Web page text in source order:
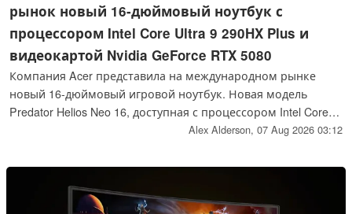
рынок новый 16-дюймовый ноутбук с
процессором Intel Core Ultra 9 290HX Plus и
видеокартой Nvidia GeForce RTX 5080
Компания Acer представила на международном рынке
новый 16-дюймовый игровой ноутбук. Новая модель
Predator Helios Neo 16, доступная с процессором Intel Core
Ultra 9 290HX Plus, также оснащена видеокартой Nvidia
дисплеем с частотой обновления 240 Гц.
Alex Alderson, 07 Aug 2026 03:12